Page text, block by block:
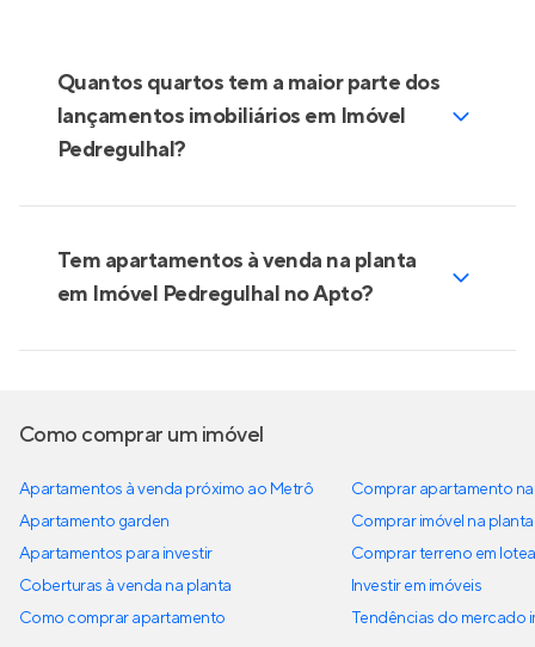
Quantos quartos tem a maior parte dos
lançamentos imobiliários em Imóvel
Pedregulhal?
Tem apartamentos à venda na planta
em Imóvel Pedregulhal no Apto?
Como comprar um imóvel
Apartamentos à venda próximo ao Metrô
Apartamento garden
Apartamentos para investir
Coberturas à venda na planta
Como comprar apartamento
Comprar apartamento
Comprar imóvel na planta
Comprar terreno em
Investir em imóveis
Tendências do mercado